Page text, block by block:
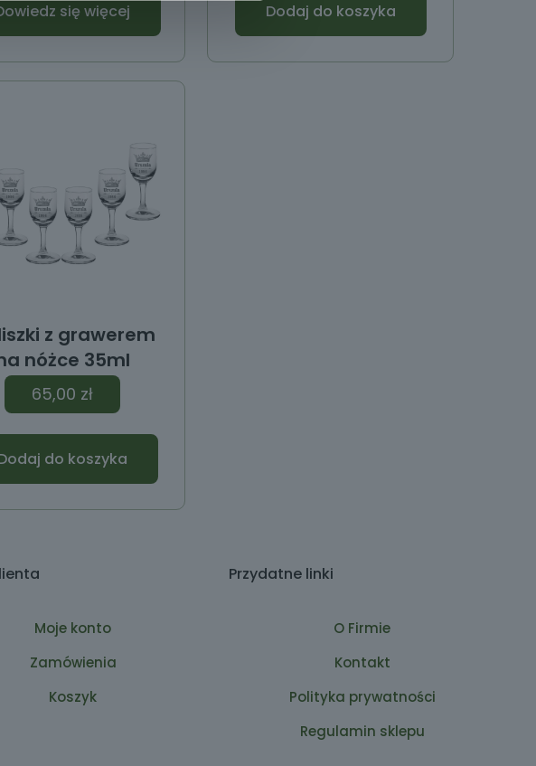
się więcej Dodaj do koszyka
z grawerem
nóżce 35ml
65,00 zł
do koszyka
Moje konto
Zamówienia
Koszyk
Przydatne linki
O Firmie
Kontakt
Polityka prywatności
Regulamin sklepu